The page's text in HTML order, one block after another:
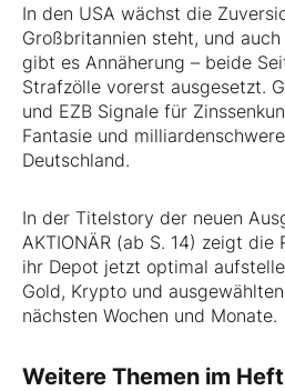
In den USA wächst die
Großbritannien steht, und
gibt es Annäherung – beide
Strafzölle vorerst ausgesetzt.
und EZB Signale für
Fantasie und
Deutschland.
In der Titelstory der neuen
AKTIONÄR (ab S. 14) zeigt die
ihr Depot jetzt optimal
Gold, Krypto und
nächsten Wochen und Monate.
Weitere Themen im